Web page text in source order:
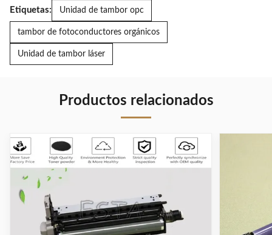
Compatible
AR5623d
Copiadora
Etiquetas: Unidad de tambor opc
tambor de fotoconductores orgánicos
Unidad de tambor láser
Productos relacionados